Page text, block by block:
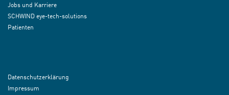
Jobs und Karriere
SCHWIND eye-tech-solutions
Patienten
Datenschutzerklärung
Impressum